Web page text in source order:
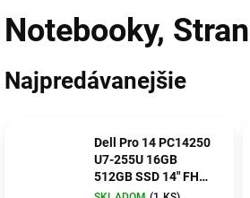
Notebooky,
Najpredávanejšie
Dell Pro 14 PC14250
U7-255U 16GB
512GB SSD 14" FHD+
IR Cam & Mic FgrPr 3